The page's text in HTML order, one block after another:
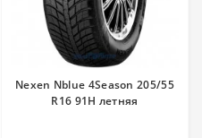
Nexen Nblue 4Season 205/55
R16 91H летняя